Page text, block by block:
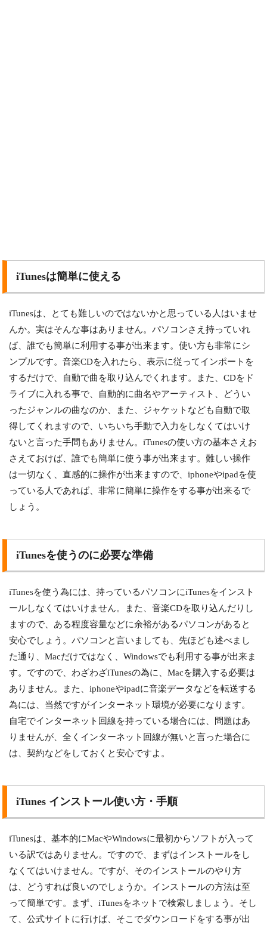
iTunesは簡単に使える
iTunesは、とても難しいのではないかと思っている人はいませ
んか。実はそんな事はありません。パソコンさえ持っていれ
ば、誰でも簡単に利用する事が出来ます。使い方も非常にシ
ンプルです。音楽CDを入れたら、表示に従ってインポートを
するだけで、自動で曲を取り込んでくれます。また、CDをド
ライブに入れる事で、自動的に曲名やアーティスト、どうい
ったジャンルの曲なのか、また、ジャケットなども自動で取
得してくれますので、いちいち手動で入力をしなくてはいけ
ないと言った手間もありません。iTunesの使い方の基本さえお
さえておけば、誰でも簡単に使う事が出来ます。難しい操作
は一切なく、直感的に操作が出来ますので、iphoneやipadを使
っている人であれば、非常に簡単に操作をする事が出来るで
しょう。
iTunesを使うのに必要な準備
iTunesを使う為には、持っているパソコンにiTunesをインスト
ールしなくてはいけません。また、音楽CDを取り込んだりし
ますので、ある程度容量などに余裕があるパソコンがあると
安心でしょう。パソコンと言いましても、先ほども述べまし
た通り、Macだけではなく、Windowsでも利用する事が出来ま
す。ですので、わざわざiTunesの為に、Macを購入する必要は
ありません。また、iphoneやipadに音楽データなどを転送する
為には、当然ですがインターネット環境が必要になります。
自宅でインターネット回線を持っている場合には、問題はあ
りませんが、全くインターネット回線が無いと言った場合に
は、契約などをしておくと安心ですよ。
iTunes インストール使い方・手順
iTunesは、基本的にMacやWindowsに最初からソフトが入って
いる訳ではありません。ですので、まずはインストールをし
なくてはいけません。ですが、そのインストールのやり方
は、どうすれば良いのでしょうか。インストールの方法は至
って簡単です。まず、iTunesをネットで検索しましょう。そし
て、公式サイトに行けば、そこでダウンロードをする事が出